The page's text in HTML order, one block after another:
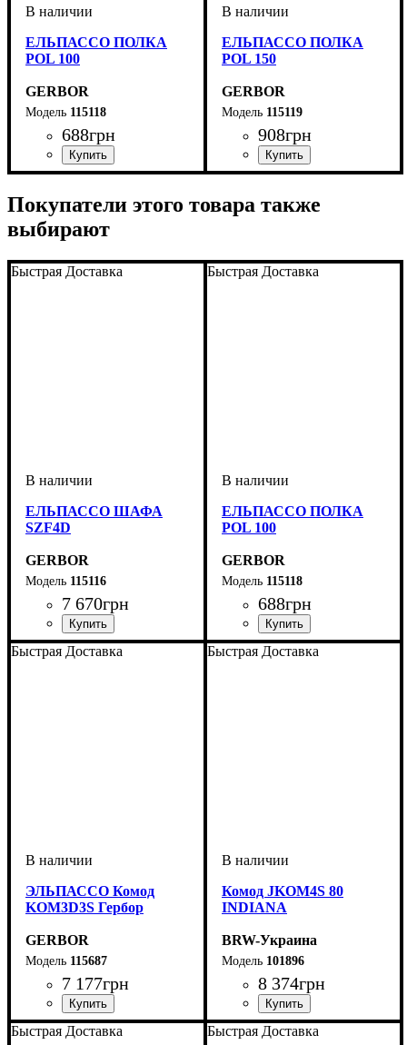
ЕЛЬПАССО ПОЛКА
POL 100
GERBOR
115118
688грн
ЕЛЬПАССО ПОЛКА
POL 150
GERBOR
115119
908грн
Покупатели этого товара также
выбирают
Быстрая Доставка
ЕЛЬПАССО ШАФА
SZF4D
GERBOR
115116
7 670грн
Быстрая Доставка
ЕЛЬПАССО ПОЛКА
POL 100
GERBOR
115118
688грн
Быстрая Доставка
ЭЛЬПАССО Комод
KOM3D3S Гербор
GERBOR
115687
7 177грн
Быстрая Доставка
Комод JKOM4S 80
INDIANA
BRW-Украина
101896
8 374грн
ширина, мм: 800
высота, мм: 870
глубина, мм: 400
Быстрая Доставка Быстрая Доставка